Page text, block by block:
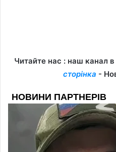
Читайте нас : наш канал в
сторінка -